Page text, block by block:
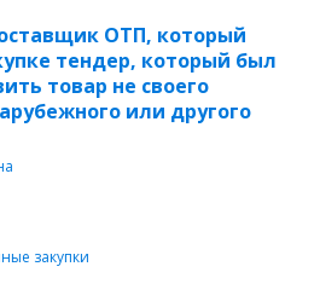
Казахстан от 9
(далее – Правила).
ОТП, который
тендер, который был
товар не своего
или другого
закупки